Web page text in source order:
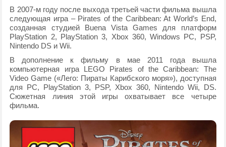
В 2007-м году после выхода третьей части фильма вышла
следующая игра – Pirates of the Caribbean: At World’s End,
созданная студией Buena Vista Games для платформ
PlayStation 2, PlayStation 3, Xbox 360, Windows PC, PSP,
Nintendo DS и Wii.
В дополнение к фильму в мае 2011 года вышла
компьютерная игра LEGO Pirates of the Caribbean: The
Video Game («Лего: Пираты Карибского моря»), доступная
для PC, PlayStation 3, PSP, Xbox 360, Nintendo Wii, DS.
Сюжетная линия этой игры охватывает все четыре
фильма.